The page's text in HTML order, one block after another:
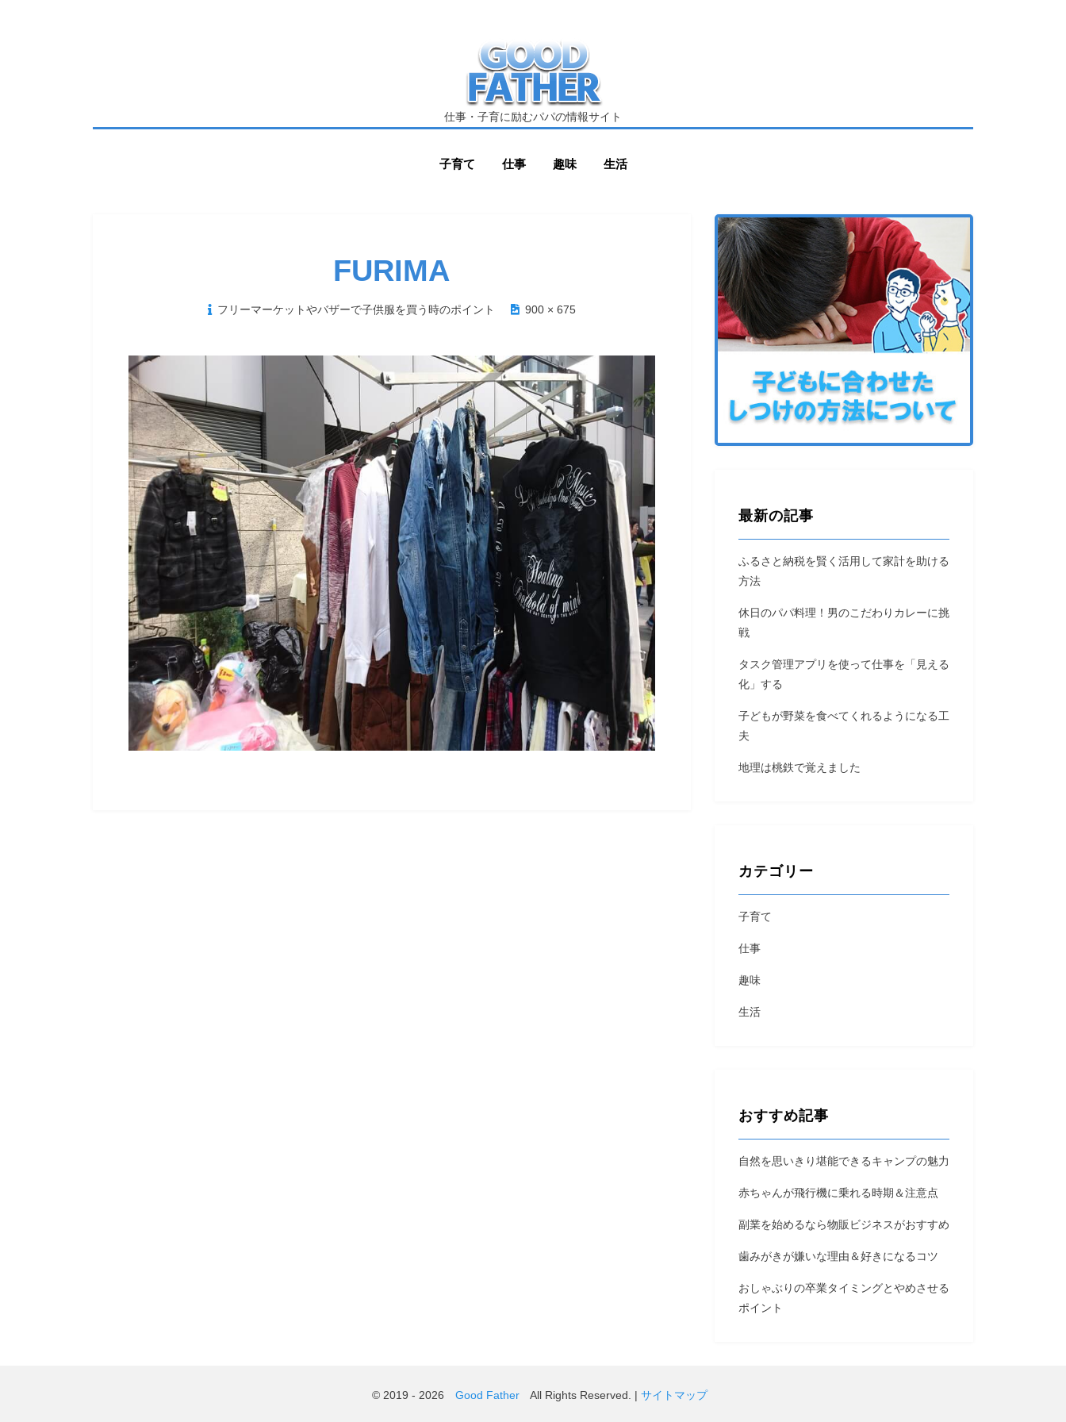
仕事・子育に励むパパの情報サイト
子育て 仕事 趣味 生活
FURIMA
投 フリーマーケットやバザーで子供服を買う時のポイント 900 × 675
最新の記事
ふるさと納税を賢く活用して家計を助ける
方法
休日のパパ料理！男のこだわりカレーに挑
戦
タスク管理アプリを使って仕事を「見える
化」する
子どもが野菜を食べてくれるようになる工
夫
地理は桃鉄で覚えました
カテゴリー
子育て
仕事
趣味
生活
おすすめ記事
自然を思いきり堪能できるキャンプの魅力
赤ちゃんが飛行機に乗れる時期＆注意点
副業を始めるなら物販ビジネスがおすすめ
歯みがきが嫌いな理由＆好きになるコツ
おしゃぶりの卒業タイミングとやめさせる
ポイント
© 2019 - 2026 Good FatherAll Rights Reserved. | サイトマップ